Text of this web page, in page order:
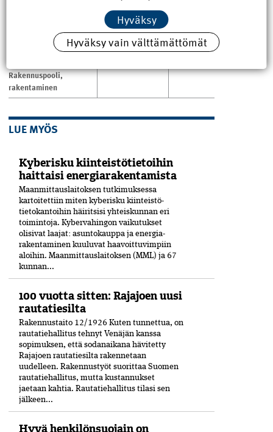
kriittinen
infrastruktuuri,
Rakennuspooli,
rakentaminen
LUE MYÖS
Kyberisku kiinteistötietoihin
haittaisi energiarakentamista
Maanmittauslaitoksen tutkimuksessa
kartoitettiin miten kyberisku kiinteistö­
tietokantoihin häiritsisi yhteiskunnan eri
toimintoja. Kyber­vahingon vaikutukset
olisivat laajat: asuntokauppa ja energia­
rakentaminen kuuluvat haavoittuvimpiin
aloihin. Maanmittauslaitoksen (MML) ja 67
kunnan...
100 vuotta sitten: Rajajoen uusi
rautatiesilta
Rakennustaito 12/1926 Kuten tunnettua, on
rautatiehallitus tehnyt Venäjän kanssa
sopimuksen, että sodanaikana hävitetty
Rajajoen rautatiesilta rakennetaan
uudelleen. Rakennustyöt suorittaa Suomen
rautatiehallitus, mutta kustannukset
jaetaan kahtia. Rautatiehallitus tilasi sen
jälkeen...
Hyväksy
Hyväksy vain välttämättömät